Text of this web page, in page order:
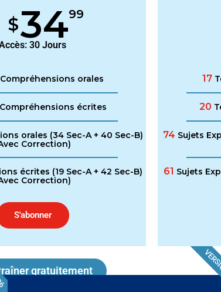
$3499
30 Jours
orales
écrites
orales (34 Sec-A + 40 Sec-B)
Correction)
écrites (19 Sec-A + 42 Sec-B)
Correction)
S'abonner
17
20
74 Sujets
61 Sujets
gratuitement